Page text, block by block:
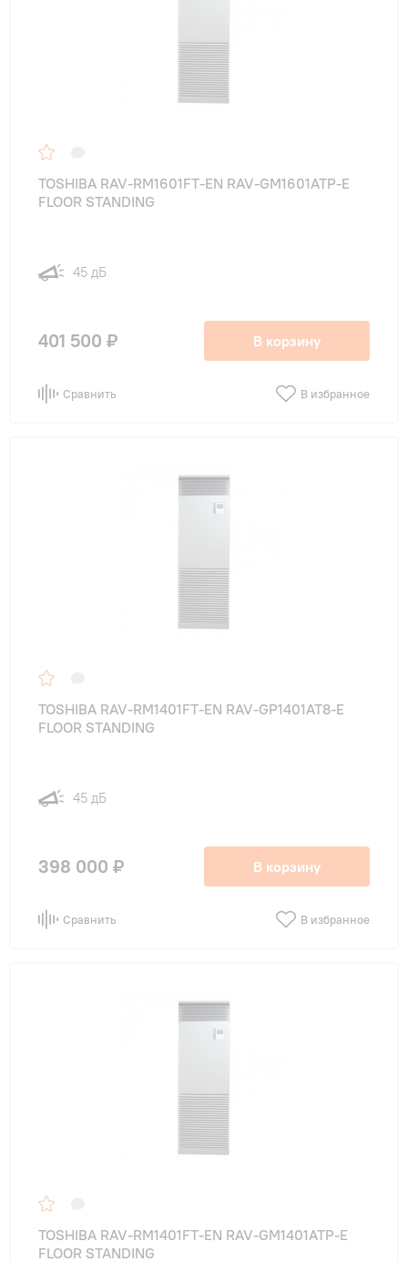
TOSHIBA RAV-RM1601FT-EN RAV-GM1601ATP-E
FLOOR STANDING
45 дБ
401 500 ₽ В корзину
Сравнить В избранное
TOSHIBA RAV-RM1401FT-EN RAV-GP1401AT8-E
FLOOR STANDING
45 дБ
398 000 ₽ В корзину
Сравнить В избранное
TOSHIBA RAV-RM1401FT-EN RAV-GM1401ATP-E
FLOOR STANDING